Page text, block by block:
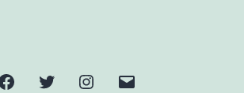
FacebookTwitter Instagram